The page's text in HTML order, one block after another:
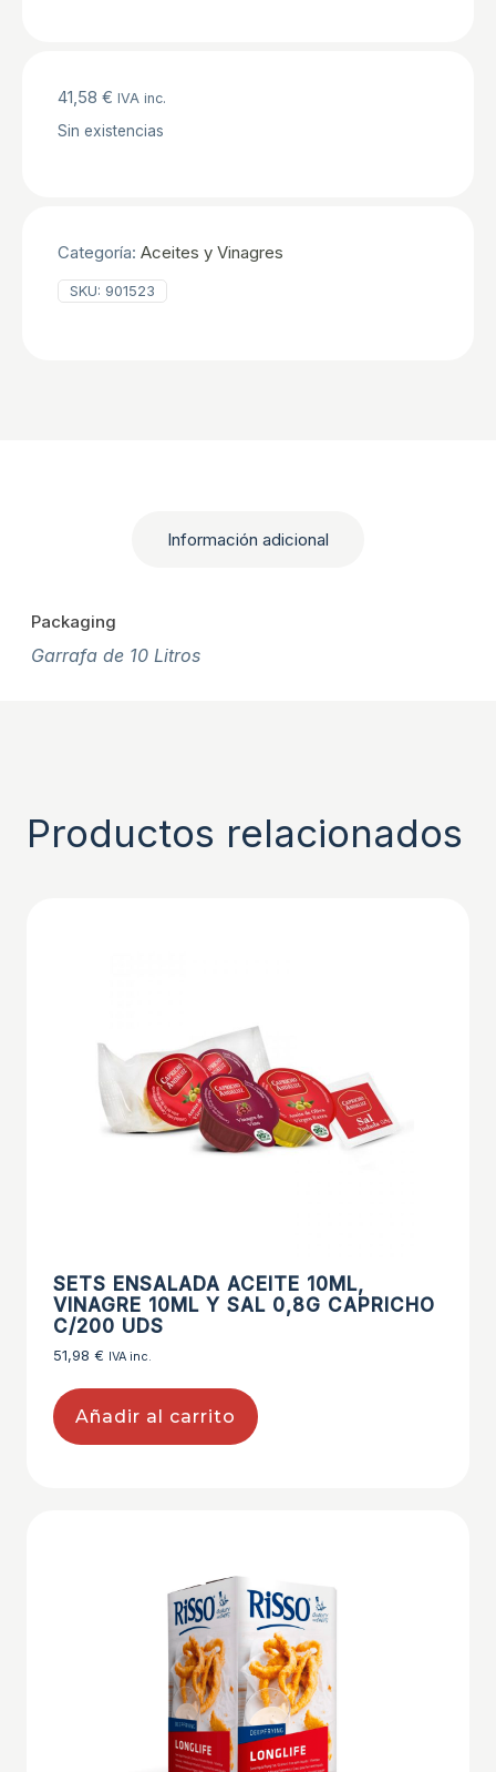
41,58 € IVA inc.
Sin existencias
Categoría: Aceites y Vinagres
SKU: 901523
Información adicional
Packaging
Garrafa de 10 Litros
Productos relacionados
SETS ENSALADA ACEITE 10ML,
VINAGRE 10ML Y SAL 0,8G CAPRICHO
C/200 UDS
51,98 € IVA inc.
Añadir al carrito